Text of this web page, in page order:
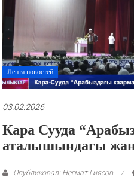
рекламные
ролики
и
презентации.
Лента новостей
03.02.2026
Кара Сууда
аталышындагы
Опубликовал: Негмат Гиясов